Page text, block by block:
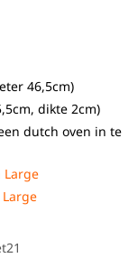
46,5cm)
dikte 2cm)
dutch oven in te
Large